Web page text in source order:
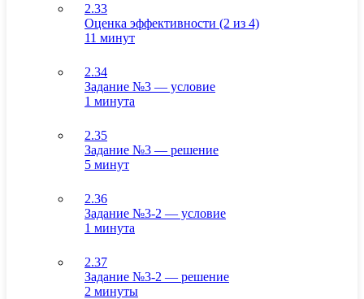
2.33
Оценка эффективности (2 из 4)
11 минут
2.34
Задание №3 — условие
1 минута
2.35
Задание №3 — решение
5 минут
2.36
Задание №3-2 — условие
1 минута
2.37
Задание №3-2 — решение
2 минуты